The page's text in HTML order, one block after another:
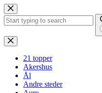
Hopp
til
innholdet
Ingen
resultater
21 topper
Akershus
Ål
Andre steder